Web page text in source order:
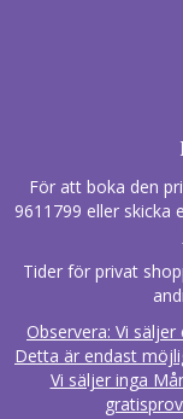
För att boka den
9611799 eller skicka
Tider för privat
Observera: Vi
Detta är endast
Vi säljer inga